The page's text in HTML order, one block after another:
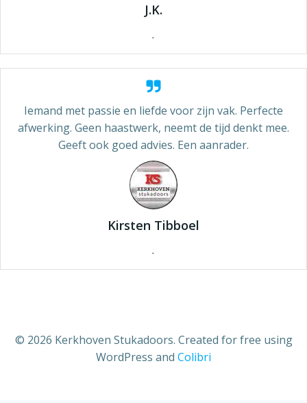
J.K.
.
Iemand met passie en liefde voor zijn vak. Perfecte
afwerking. Geen haastwerk, neemt de tijd denkt mee.
Geeft ook goed advies. Een aanrader.
Kirsten Tibboel
.
© 2026 Kerkhoven Stukadoors. Created for free using
WordPress and Colibri